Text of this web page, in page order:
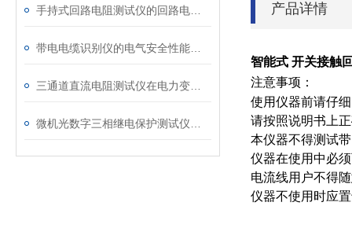
产品详情
智能式 开关接触
注意事项：
使用仪器前请仔
请按照说明书上
本仪器不得测试
仪器在使用中必
电流线用户不得
仪器不使用时应